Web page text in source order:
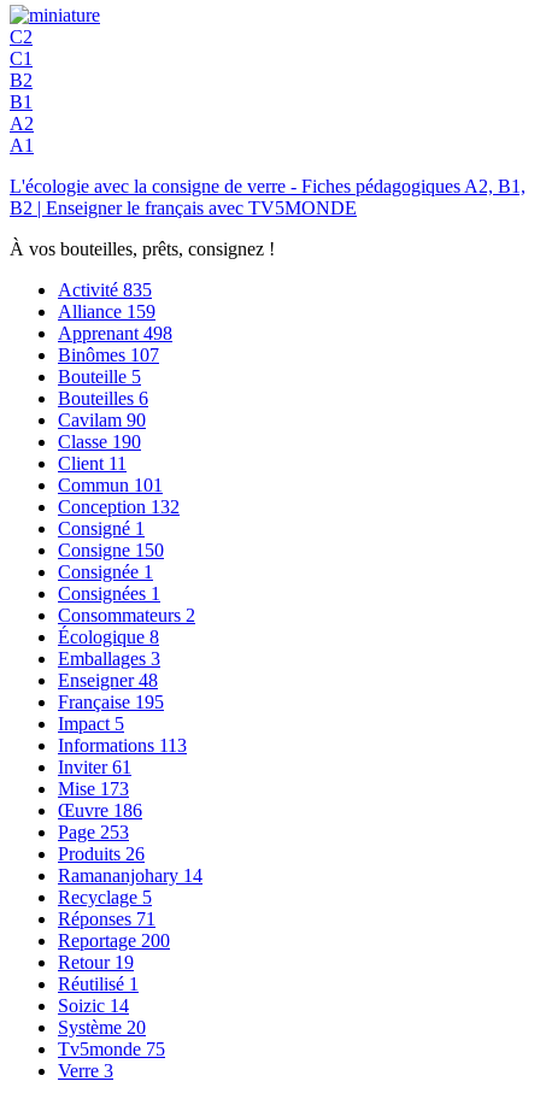
C2
C1
B2
B1
A2
A1
L'écologie avec la consigne de verre - Fiches pédagogiques A2, B1,
B2 | Enseigner le français avec TV5MONDE
À vos bouteilles, prêts, consignez !
Activité 835
Alliance 159
Apprenant 498
Binômes 107
Bouteille 5
Bouteilles 6
Cavilam 90
Classe 190
Client 11
Commun 101
Conception 132
Consigné 1
Consigne 150
Consignée 1
Consignées 1
Consommateurs 2
Écologique 8
Emballages 3
Enseigner48
Française 195
Impact 5
Informations 113
Inviter61
Mise 173
Œuvre 186
Page 253
Produits 26
Ramananjohary 14
Recyclage 5
Réponses 71
Reportage 200
Retour 19
Réutilisé 1
Soizic 14
Système 20
Tv5monde 75
Verre 3